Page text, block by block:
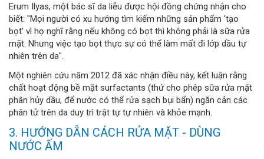
Erum Ilyas, một bác sĩ da liễu được hội đồng chứng nhận cho
biết: "Mọi người có xu hướng tìm kiếm những sản phẩm 'tạo
bọt' vì họ nghĩ rằng nếu không có bọt thì không phải là sữa rửa
mặt. Nhưng việc tạo bọt thực sự có thể làm mất đi lớp dầu tự
nhiên trên da".
Một nghiên cứu năm 2012 đã xác nhận điều này, kết luận rằng
chất hoạt động bề mặt surfactants (thứ cho phép sữa rửa mặt
phân hủy dầu, để nước có thể rửa sạch bụi bẩn) ngăn cản các
phân tử trên da duy trì trật tự tự nhiên và khỏe mạnh.
3. HƯỚNG DẪN CÁCH RỬA MẶT - DÙNG
NƯỚC ẤM